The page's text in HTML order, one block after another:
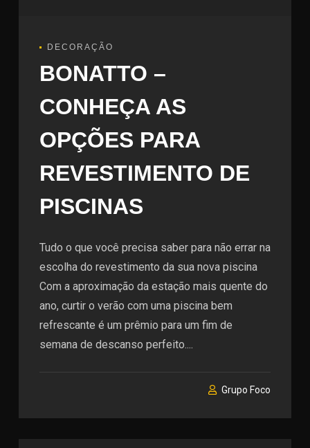
DECORAÇÃO
BONATTO –
CONHEÇA AS
OPÇÕES PARA
REVESTIMENTO DE
PISCINAS
Tudo o que você precisa saber para não errar na
escolha do revestimento da sua nova piscina
Com a aproximação da estação mais quente do
ano, curtir o verão com uma piscina bem
refrescante é um prêmio para um fim de
semana de descanso perfeito....
Grupo Foco